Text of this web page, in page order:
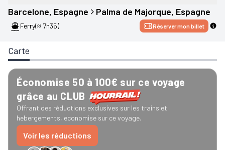
Barcelone, Espagne Palma de Majorque, Espagne
Ferry(≈ 7h35) Réserver mon billet
Carte
Économise 50 à 100€ sur ce voyage
grâce au CLUB
Offrant des réductions exclusives sur les trains et
hebergements, economise sur ce voyage.
Voir les réductions